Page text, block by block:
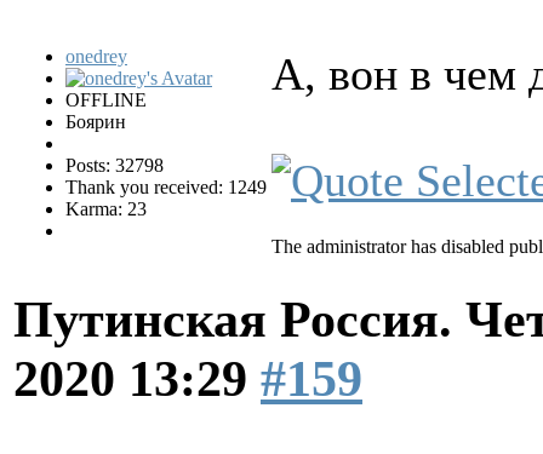
onedrey
OFFLINE
Боярин
Posts: 32798
Thank you received: 1249
Karma: 23
А, вон в чем
The administrator has disabled
Путинская Россия.
2020 13:29 #159